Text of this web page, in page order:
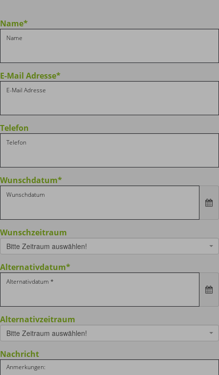
Name*
E-Mail Adresse*
Telefon
Wunschdatum*
Wunschzeitraum
Bitte Zeitraum auswählen!
Alternativdatum*
Alternativzeitraum
Bitte Zeitraum auswählen!
Nachricht